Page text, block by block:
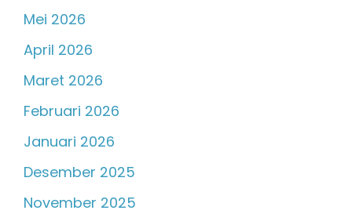
Mei 2026
April 2026
Maret 2026
Februari 2026
Januari 2026
Desember 2025
November 2025